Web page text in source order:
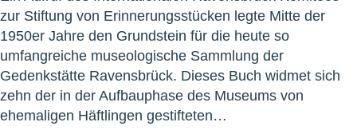
zur Stiftung von Erinnerungsstücken legte Mitte der
1950er Jahre den Grundstein für die heute so
umfangreiche museologische Sammlung der
Gedenkstätte Ravensbrück. Dieses Buch widmet sich
zehn der in der Aufbauphase des Museums von
ehemaligen Häftlingen gestifteten…